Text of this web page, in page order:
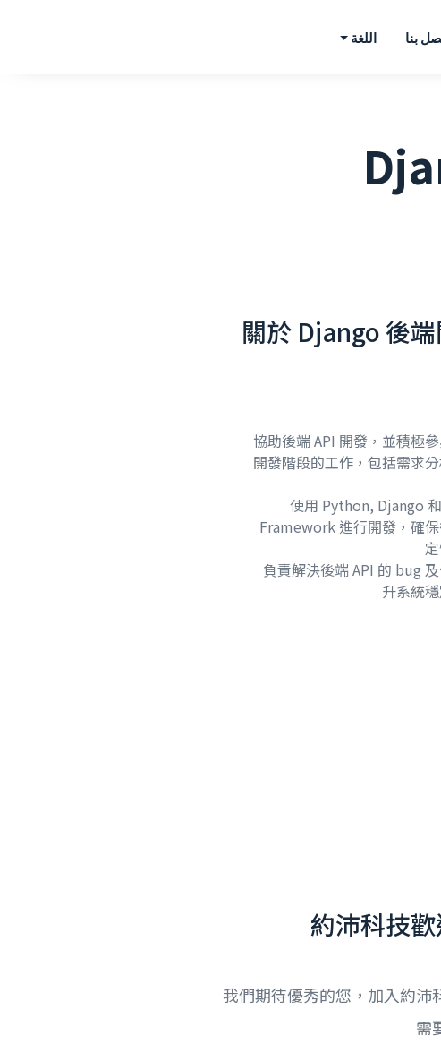
بنا اللغة
關於 Django 後
協助後端 API 開發，並積極
開發階段的工作，包括需求
使用 Python, Django
Framework 進行開發，確
負責解決後端 API 的 bug
升系統
約沛科技
我們期待優秀的您，加入約沛
需